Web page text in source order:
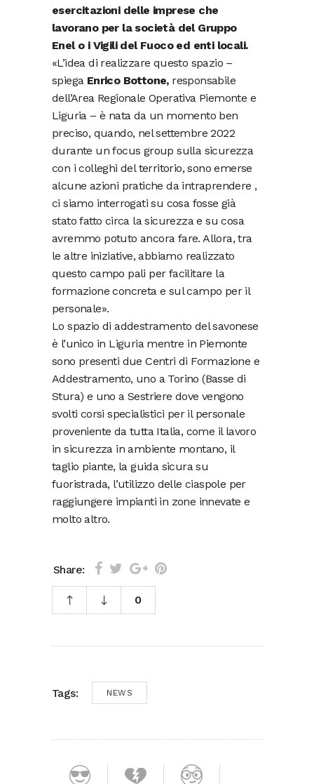
esercitazioni delle imprese che
lavorano per la società del Gruppo
Enel o i Vigili del Fuoco ed enti locali.
«L’idea di realizzare questo spazio –
spiega Enrico Bottone,responsabile
dell’Area Regionale Operativa Piemonte e
Liguria – è nata da un momento ben
preciso, quando, nel settembre 2022
durante un focus group sulla sicurezza
con i colleghi del territorio, sono emerse
alcune azioni pratiche da intraprendere ,
ci siamo interrogati su cosa fosse già
stato fatto circa la sicurezza e su cosa
avremmo potuto ancora fare. Allora, tra
le altre iniziative, abbiamo realizzato
questo campo pali per facilitare la
formazione concreta e sul campo per il
personale».
Lo spazio di addestramento del savonese
è l’unico in Liguria mentre in Piemonte
sono presenti due Centri di Formazione e
Addestramento, uno a Torino (Basse di
Stura) e uno a Sestriere dove vengono
svolti corsi specialistici per il personale
proveniente da tutta Italia, come il lavoro
in sicurezza in ambiente montano, il
taglio piante, la guida sicura su
fuoristrada, l’utilizzo delle ciaspole per
raggiungere impianti in zone innevate e
molto altro.
Share:
0
Tags: NEWS